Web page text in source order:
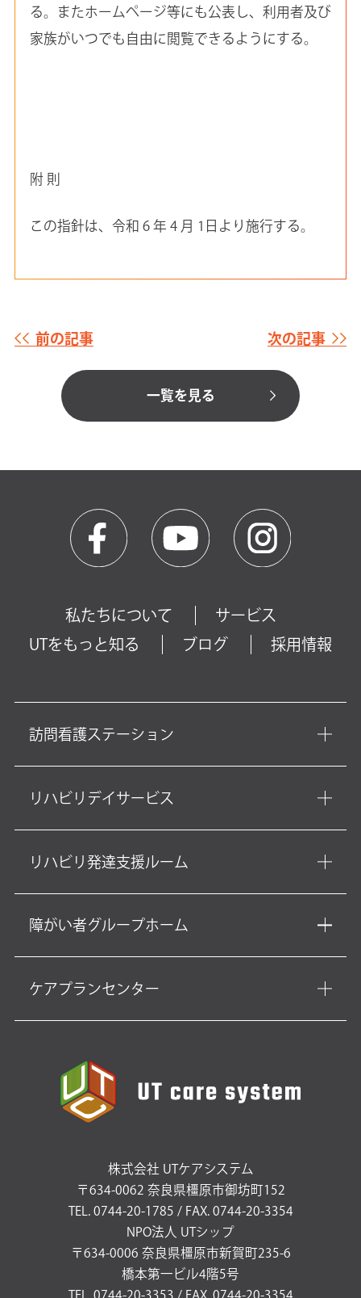
る。またホームページ等にも公表し、利用者及び
家族がいつでも自由に閲覧できるようにする。
附 則
この指針は、令和 6 年 4 月 1日より施行する。
前の記事
一覧を見る
次の記事
私たちについて
サービス
UTをもっと知る
ブログ 採用情報
訪問看護ステーション
リハビリデイサービス
リハビリ発達支援ルーム
障がい者グループホーム
ケアプランセンター
株式会社 UTケアシステム
〒634-0062 奈良県橿原市御坊町152
TEL. 0744-20-1785 / FAX. 0744-20-3354
NPO法人 UTシップ
〒634-0006 奈良県橿原市新賀町235-6
橋本第一ビル4階5号
TEL. 0744-20-3353 / FAX. 0744-20-3354